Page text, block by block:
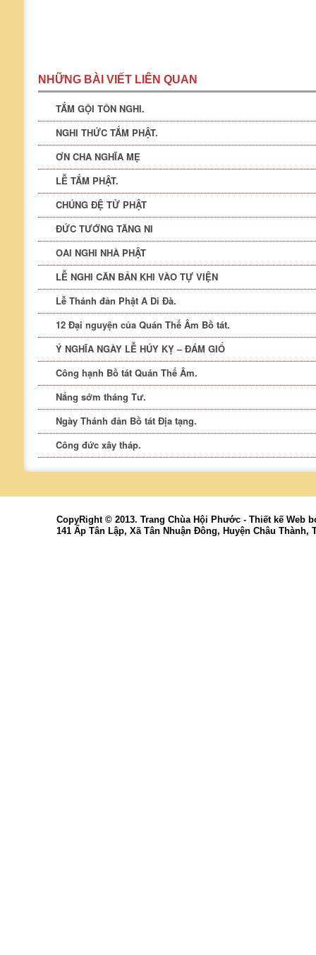
NHỮNG BÀI VIẾT LIÊN QUAN
TẮM GỘI TÔN NGHI.
NGHI THỨC TẮM PHẬT.
ƠN CHA NGHĨA MẸ
LỄ TẮM PHẬT.
CHÚNG ĐỆ TỬ PHẬT
ĐỨC TƯỚNG TĂNG NI
OAI NGHI NHÀ PHẬT
LỄ NGHI CĂN BẢN KHI VÀO TỰ VIỆN
Lễ Thánh đản Phật A Di Đà.
12 Đại nguyện của Quán Thế Âm Bồ tát.
Ý NGHĨA NGÀY LỄ HÚY KỴ – ĐÁM GIỔ
Công hạnh Bồ tát Quán Thế Âm.
Nắng sớm tháng Tư.
Ngày Thánh đản Bồ tát Địa tạng.
Công đức xây tháp.
CopyRight © 2013. Trang Chùa Hội Phước - Thiết kế Web
141 Ấp Tân Lập, Xã Tân Nhuận Đông, Huyện Châu Thành,